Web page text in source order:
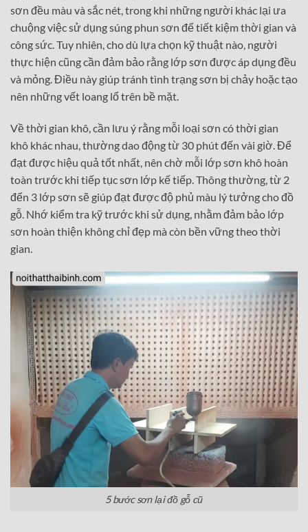
sơn đều màu và sắc nét, trong khi những người khác lại ưa
chuộng việc sử dụng súng phun sơn để tiết kiệm thời gian và
công sức. Tuy nhiên, cho dù lựa chọn kỹ thuật nào, người
thực hiện cũng cần đảm bảo rằng lớp sơn được áp dụng đều
và mỏng. Điều này giúp tránh tình trạng sơn bị chảy hoặc tạo
nên những vết loang lổ trên bề mặt.
Về thời gian khô, cần lưu ý rằng mỗi loại sơn có thời gian
khô khác nhau, thường dao động từ 30 phút đến vài giờ. Để
đạt được hiệu quả tốt nhất, nên chờ mỗi lớp sơn khô hoàn
toàn trước khi tiếp tục sơn lớp kế tiếp. Thông thường, từ 2
đến 3 lớp sơn sẽ giúp đạt được độ phủ màu lý tưởng cho đồ
gỗ. Nhớ kiểm tra kỹ trước khi sử dụng, nhằm đảm bảo lớp
sơn hoàn thiện không chỉ đẹp mà còn bền vững theo thời
gian.
5 bước sơn lại đồ gỗ cũ